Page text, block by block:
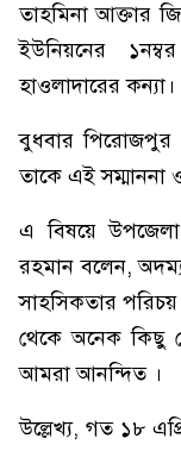
তাহমিনা আক্তার
ইউনিয়নের
হাওলাদারের কন্যা।
বুধবার পিরোজপুর
তাকে এই সম্মাননা
এ বিষয়ে উপজেলা
রহমান বলেন, অদম্য
সাহসিকতার
থেকে অনেক কিছু
আমরা আনন্দিত ।
উল্লেখ্য, গত ১৮